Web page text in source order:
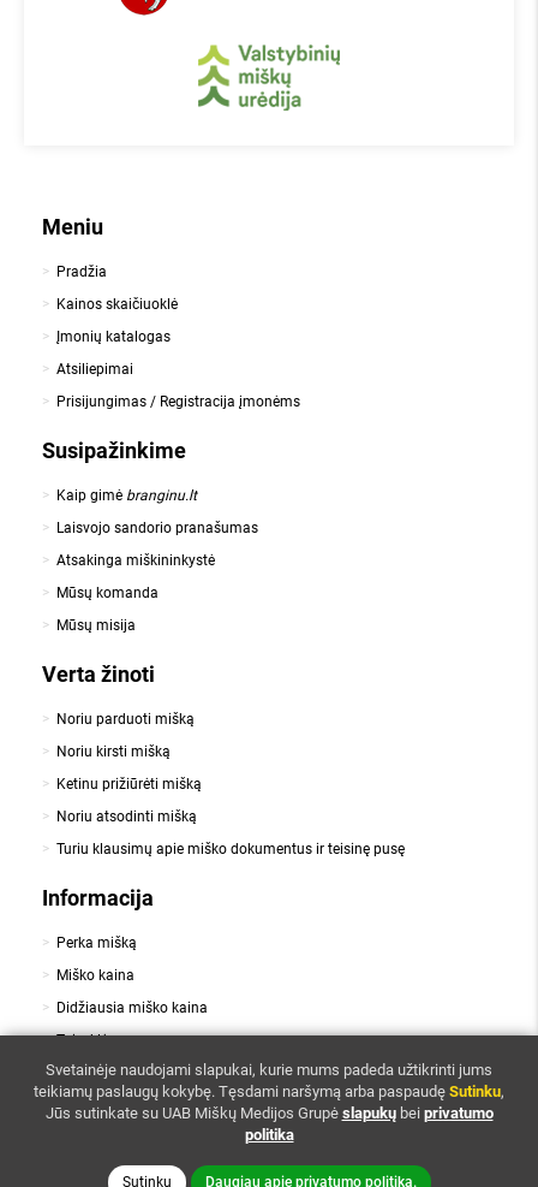
Meniu
Pradžia
Kainos skaičiuoklė
Įmonių katalogas
Atsiliepimai
Prisijungimas / Registracija įmonėms
Susipažinkime
Kaip gimė branginu.lt
Laisvojo sandorio pranašumas
Atsakinga miškininkystė
Mūsų komanda
Mūsų misija
Verta žinoti
Noriu parduoti mišką
Noriu kirsti mišką
Ketinu prižiūrėti mišką
Noriu atsodinti mišką
Turiu klausimų apie miško dokumentus ir teisinę pusę
Informacija
Perka mišką
Miško kaina
Didžiausia miško kaina
Taisyklės
Slapukai, Privatumo politika
Kontaktai
Svetainėje naudojami slapukai, kurie mums padeda užtikrinti jums
teikiamų paslaugų kokybę. Tęsdami naršymą arba paspaudę Sutinku,
Jūs sutinkate su UAB Miškų Medijos Grupė slapukųbei privatumo
politika
Sutinku Daugiau apie privatumo politiką.